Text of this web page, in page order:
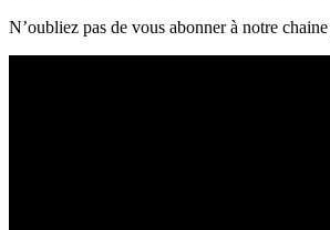
N’oubliez pas de vous abonner à notre